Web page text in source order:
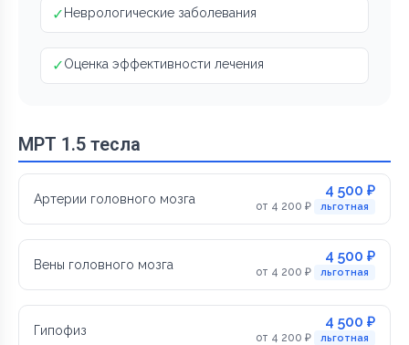
✓ Неврологические заболевания
✓Оценка эффективности лечения
МРТ 1.5 тесла
Артерии головного мозга 4 500 ₽
от 4 200 ₽ льготная
Вены головного мозга 4 500 ₽
от 4 200 ₽ льготная
Гипофиз 4 500 ₽
от 4 200 ₽ льготная